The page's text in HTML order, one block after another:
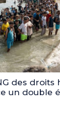
des droits
un double